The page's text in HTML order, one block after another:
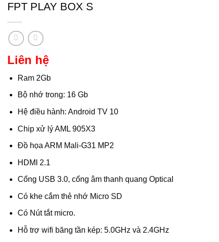
FPT PLAY BOX S
Liên hệ
Ram 2Gb
Bộ nhớ trong: 16 Gb
Hệ điều hành: Android TV 10
Chip xử lý AML 905X3
Đồ họa ARM Mali-G31 MP2
HDMI 2.1
Cổng USB 3.0, cổng âm thanh quang Optical
Có khe cắm thẻ nhớ Micro SD
Có Nút tắt micro.
Hỗ trợ wifi băng tần kép: 5.0GHz và 2.4GHz